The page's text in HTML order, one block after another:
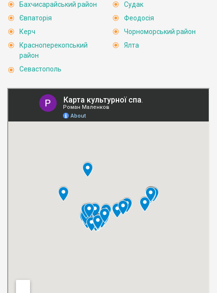
Бахчисарайський район
Євпаторія
Керч
Красноперекопський
район
Севастополь
Судак
Феодосія
Чорноморський район
Ялта